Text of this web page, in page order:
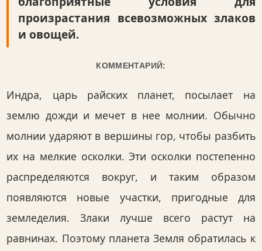
произрастания всевозможных злаков
и овощей.
КОММЕНТАРИЙ:
Индра, царь райских планет, посылает на
землю дожди и мечет в нее молнии. Обычно
молнии ударяют в вершины гор, чтобы разбить
их на мелкие осколки. Эти осколки постепенно
распределяются вокруг, и таким образом
появляются новые участки, пригодные для
земледелия. Злаки лучше всего растут на
равнинах. Поэтому планета Земля обратилась к